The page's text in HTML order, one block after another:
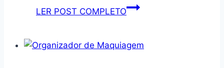
Pour
de
Roupas
Acessórios
LER POST COMPLETOKit
De